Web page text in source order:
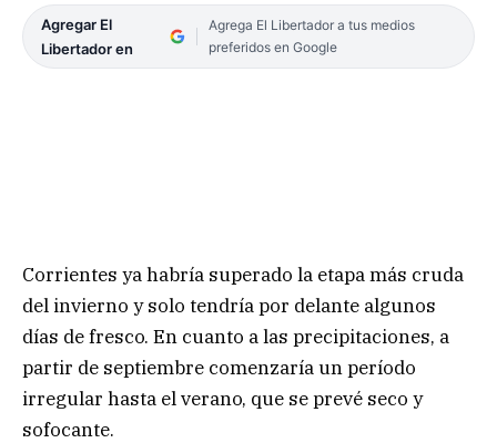
Agregar El
Libertador en
Agrega El Libertador a tus medios
preferidos en Google
Corrientes ya habría superado la etapa más cruda
del invierno y solo tendría por delante algunos
días de fresco. En cuanto a las precipitaciones, a
partir de septiembre comenzaría un período
irregular hasta el verano, que se prevé seco y
sofocante.